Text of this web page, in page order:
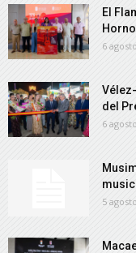
El
6
del
6
5